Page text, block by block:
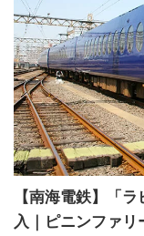
【南海電鉄】「
入｜ピニンファ